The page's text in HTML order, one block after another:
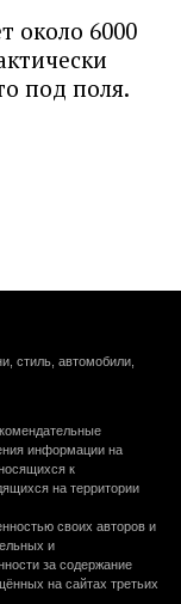
около 6000
под поля.
стиль, автомобили,
информации на
к
на территории
своих авторов и
и
за содержание
на сайтах третьих